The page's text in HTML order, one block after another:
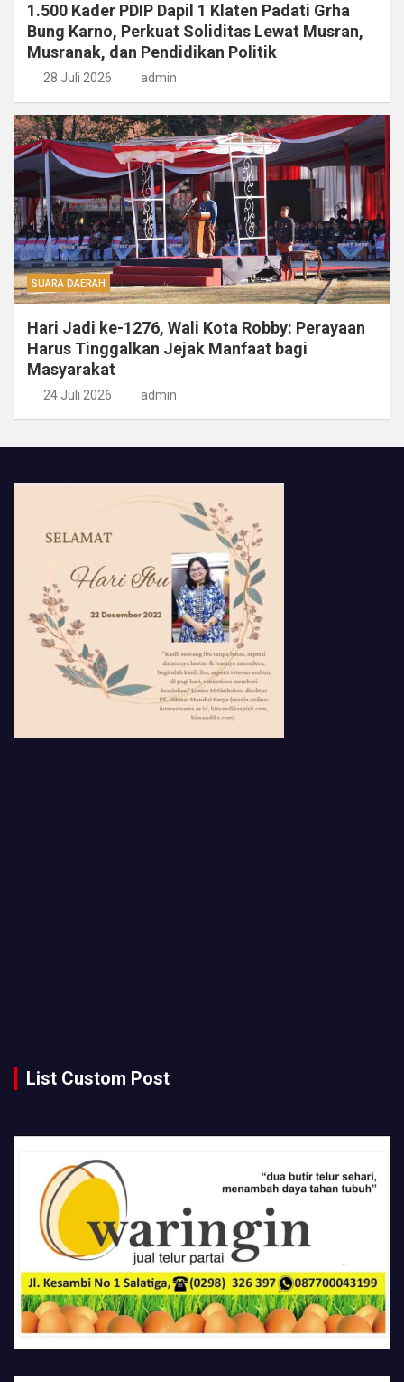
1.500 Kader PDIP Dapil 1 Klaten Padati Grha
Bung Karno, Perkuat Soliditas Lewat Musran,
Musranak, dan Pendidikan Politik
28 Juli 2026 admin
SUARA DAERAH
Hari Jadi ke-1276, Wali Kota Robby: Perayaan
Harus Tinggalkan Jejak Manfaat bagi
Masyarakat
24 Juli 2026 admin
List Custom Post